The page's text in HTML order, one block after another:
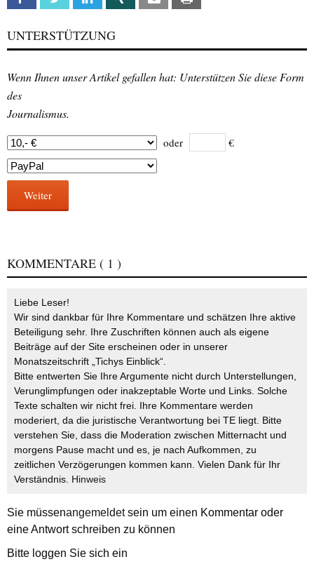
UNTERSTÜTZUNG
Wenn Ihnen unser Artikel gefallen hat: Unterstützen Sie diese Form
des
Journalismus.
oder €
Weiter
KOMMENTARE ( 1 )
Liebe Leser!
Wir sind dankbar für Ihre Kommentare und schätzen Ihre aktive
Beteiligung sehr. Ihre Zuschriften können auch als eigene
Beiträge auf der Site erscheinen oder in unserer
Monatszeitschrift „Tichys Einblick“.
Bitte entwerten Sie Ihre Argumente nicht durch Unterstellungen,
Verunglimpfungen oder inakzeptable Worte und Links. Solche
Texte schalten wir nicht frei. Ihre Kommentare werden
moderiert, da die juristische Verantwortung bei TE liegt. Bitte
verstehen Sie, dass die Moderation zwischen Mitternacht und
morgens Pause macht und es, je nach Aufkommen, zu
zeitlichen Verzögerungen kommen kann. Vielen Dank für Ihr
Verständnis. Hinweis
Sie müssenangemeldetsein um einen Kommentar oder
eine Antwort schreiben zu können
Bitte loggen Sie sich ein